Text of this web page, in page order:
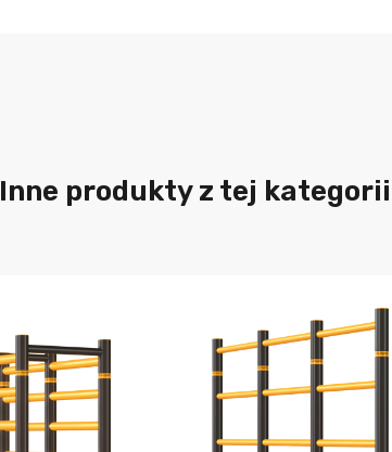
Inne produkty z tej kategorii